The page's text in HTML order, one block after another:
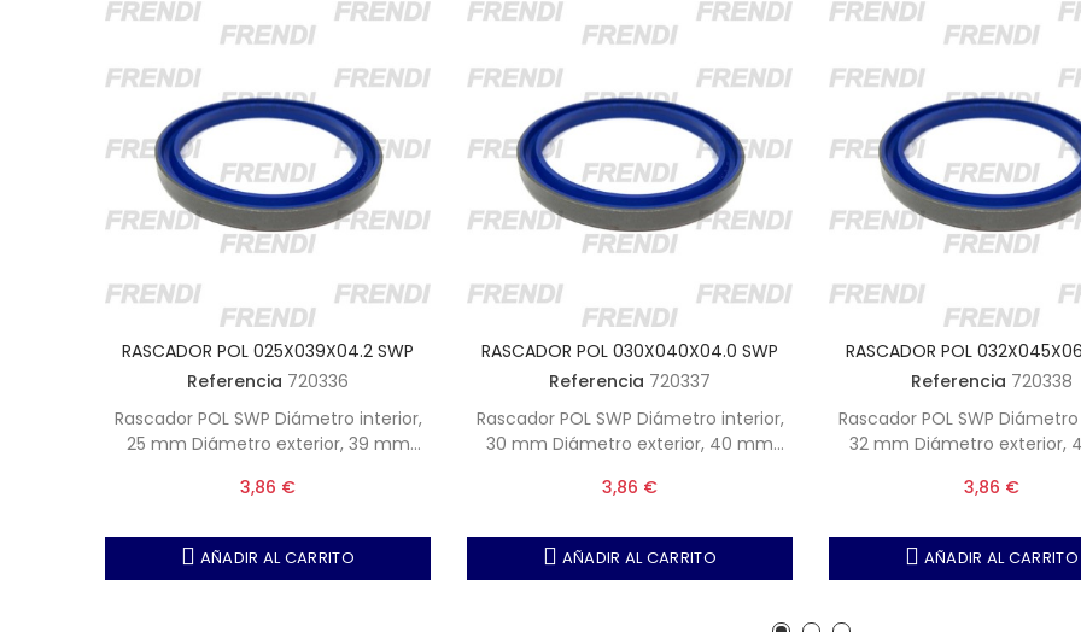
RASCADOR POL 025X039X04.2 SWP
Referencia 720336
Rascador POL SWP Diámetro interior,
25 mm Diámetro exterior, 39 mm
3,86 €
AÑADIR AL CARRITO
RASCADOR POL 030X040X04.0 SWP
Referencia 720337
Rascador POL SWP Diámetro interior,
30 mm Diámetro exterior, 40 mm
3,86 €
AÑADIR AL CARRITO
RASCADOR POL
Referencia 720338
Rascador POL SWP Diámetro interior,
32 mm Diámetro exterior, 45 mm
3,86 €
AÑADIR AL CARRITO